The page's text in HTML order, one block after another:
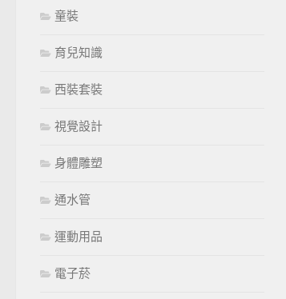
童裝
育兒知識
西裝套裝
視覺設計
身體雕塑
通水管
運動用品
電子菸